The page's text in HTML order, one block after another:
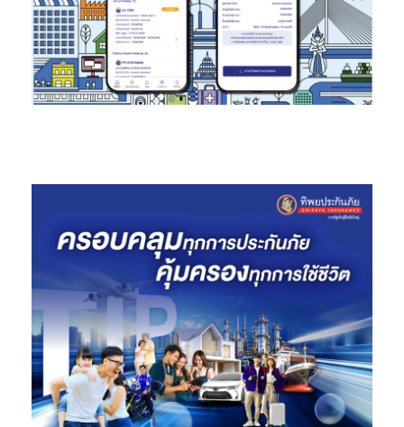
“แคมเปญ “ใส่ใจ”ครั้งนี้ จะถ่ายทอดผ่านภาพยนตร์โฆษณา 2 เรื่อง ซึ่ง
ได้ผลมาจากงานวิจัยที่น่าสนใจ คือ ในยุคที่เทคโนโลยีมีผลกับชีวิตผู้คน
ทำให้คนส่วนใหญ่มักใช้เวลาในการสร้างความสัมพันธ์ผ่านเทคโนโลยี
จนละเลย หลงลืม ขาดความผูกพันที่อบอุ่น โดยเรื่องแรก จะสะท้อน
ความสัมพันธ์ที่เล็กแต่แข็งแรงที่สุด คือ คนในครอบครัว ด้วยความเชื่อ
ที่ว่า พลังของความใส่ใจ ถ้าในสังคมไทยมีให้กันมากพอ จะทำให้ทุกคนมี